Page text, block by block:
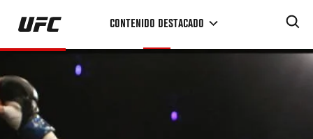
Pasar
contenido
CONTENIDO DESTACADO